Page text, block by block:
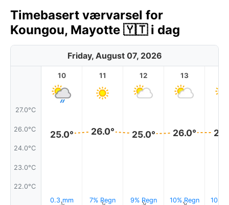
Timebasert værvarsel for
Koungou, Mayotte 🇾🇹 i dag
Friday, August 07, 2026
27.0°C
26.0°C
24.0°C
23.0°C
22.0°C
10
25.0°
0.3 mm
11
26.0°
7% Regn
12
25.0°
9% Regn
13
26.0°
10% Regn 10%